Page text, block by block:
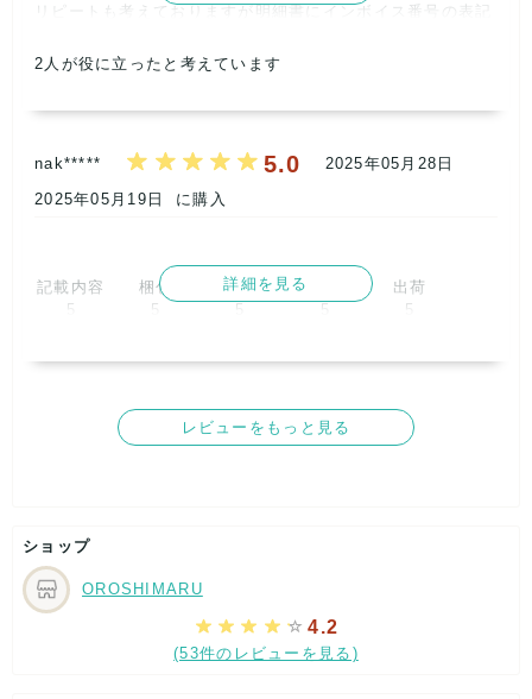
リピートも考えておりますが明細書にインボイス番号の表記
していただけるととてもありがたいです。
取引満足
5
2 人が役に立ったと考えています
nak***** 5.0
2025年05月28日
2025年05月19日
に購入
記載内容
5
梱包
5
商品満足
5
5
出荷
5
詳細を見る
レビューをもっと見る
ショップ
OROSHIMARU
4.2
(53件のレビューを見る)